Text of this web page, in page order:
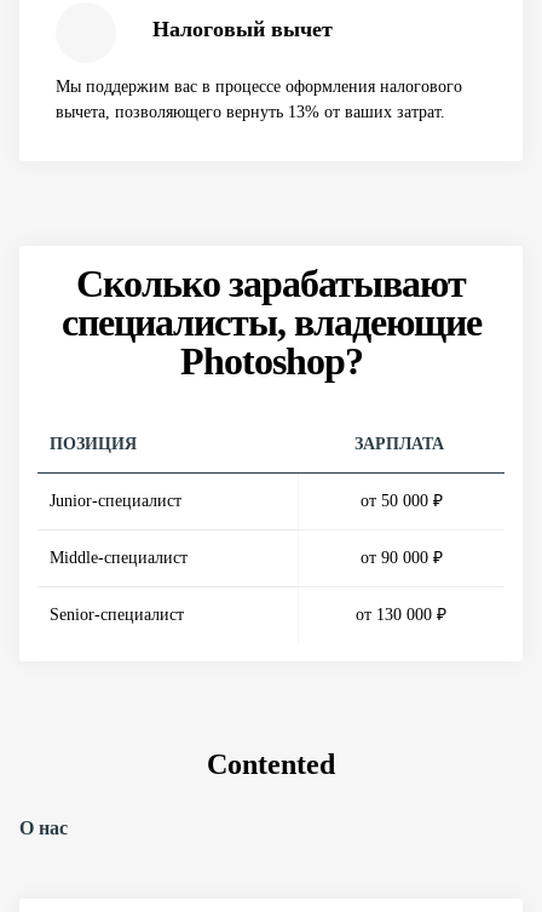
Налоговый вычет
Мы поддержим вас в процессе оформления налогового
вычета, позволяющего вернуть 13% от ваших затрат.
Сколько зарабатывают
специалисты, владеющие
Photoshop?
ПОЗИЦИЯ ЗАРПЛАТА
Junior-специалист от 50 000 ₽
Middle-специалист от 90 000 ₽
Senior-специалист от 130 000 ₽
Contented
О нас